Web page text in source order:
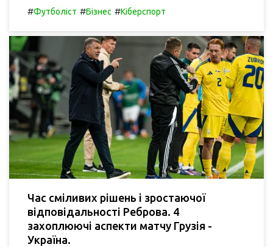
#Футболіст #Бізнес #Кіберспорт
Час сміливих рішень і зростаючої
відповідальності Реброва. 4
захоплюючі аспекти матчу Грузія -
Україна.